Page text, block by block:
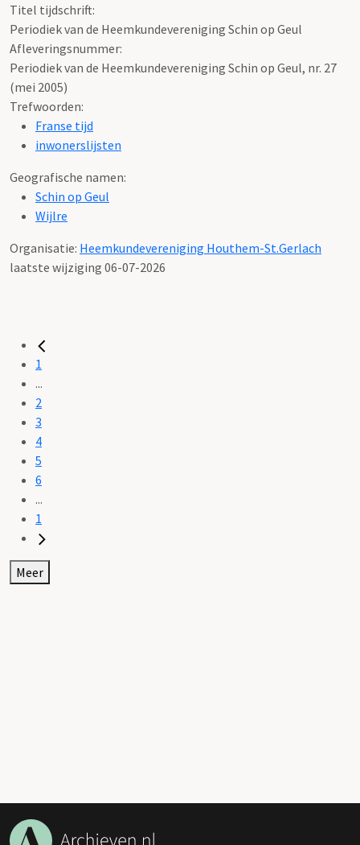
Titel tijdschrift:
Periodiek van de Heemkundevereniging Schin op Geul
Afleveringsnummer:
Periodiek van de Heemkundevereniging Schin op Geul, nr. 27
(mei 2005)
Trefwoorden:
Franse tijd
inwonerslijsten
Geografische namen:
Schin op Geul
Wijlre
Organisatie: Heemkundevereniging Houthem-St.Gerlach
laatste wijziging 06-07-2026
1
...
2
3
4
5
6
...
1
Meer